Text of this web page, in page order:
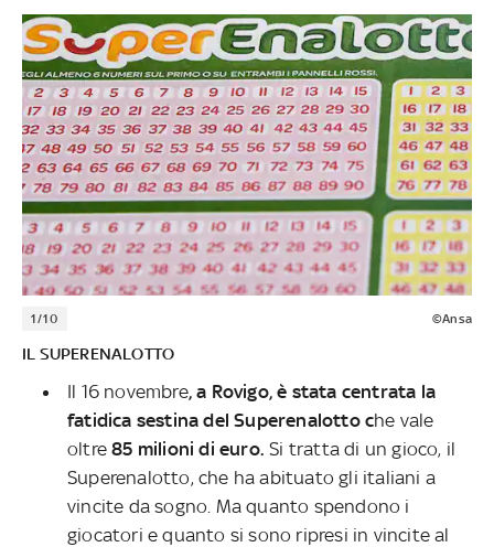
1/10 ©Ansa
IL SUPERENALOTTO
Il 16 novembre, a Rovigo, è stata centrata la
fatidica sestina del Superenalotto che vale
oltre 85 milioni di euro. Si tratta di un gioco, il
Superenalotto, che ha abituato gli italiani a
vincite da sogno. Ma quanto spendono i
giocatori e quanto si sono ripresi in vincite al